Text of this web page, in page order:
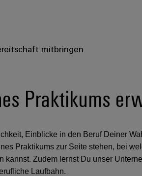
mitbringen
Praktikums
Einblicke in den Beruf Deiner
Praktikums zur Seite stehen, bei
kannst. Zudem lernst Du unser
Laufbahn.